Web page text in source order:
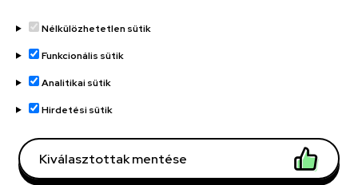
Adatvédelem
Adatvédelem
Régi oldal
Technikai információk
Nélkülözhetetlen sütik
Funkcionális sütik
Analitikai sütik
Hirdetési sütik
Kiválasztottak mentése